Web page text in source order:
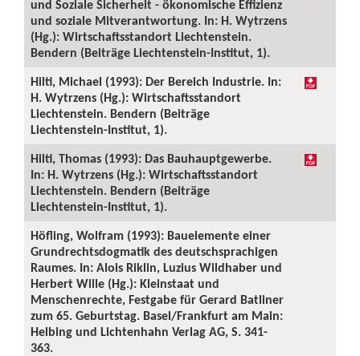
und Soziale Sicherheit - ökonomische Effizienz
und soziale Mitverantwortung. In: H. Wytrzens
(Hg.): Wirtschaftsstandort Liechtenstein.
Bendern (Beiträge Liechtenstein-Institut, 1).
Hilti, Michael (1993): Der Bereich Industrie. In:
H. Wytrzens (Hg.): Wirtschaftsstandort
Liechtenstein. Bendern (Beiträge
Liechtenstein-Institut, 1).
Hilti, Thomas (1993): Das Bauhauptgewerbe.
In: H. Wytrzens (Hg.): Wirtschaftsstandort
Liechtenstein. Bendern (Beiträge
Liechtenstein-Institut, 1).
Höfling, Wolfram (1993): Bauelemente einer
Grundrechtsdogmatik des deutschsprachigen
Raumes. In: Alois Riklin, Luzius Wildhaber und
Herbert Wille (Hg.): Kleinstaat und
Menschenrechte, Festgabe für Gerard Batliner
zum 65. Geburtstag. Basel/Frankfurt am Main:
Helbing und Lichtenhahn Verlag AG, S. 341-
363.